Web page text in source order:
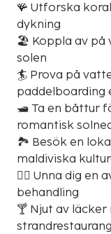
🪸 Utforska
dykning
🏖️ Koppla av på
solen
🏄 Prova på
paddelboarding
🛥️ Ta en båttur
romantisk
🏞️ Besök en
maldiviska
🧖‍♀️ Unna dig en
behandling
🍸 Njut av